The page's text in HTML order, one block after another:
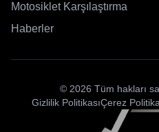
Motosiklet Karşılaştırma
Haberler
© 2026 Tüm hakları
Gizlilik PolitikasıÇerez